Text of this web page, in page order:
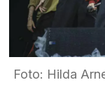
Foto: Hilda